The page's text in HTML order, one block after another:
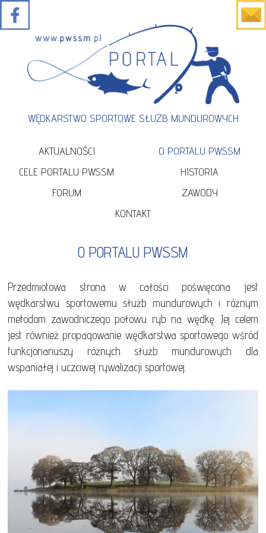
WĘDKARSTWO SPORTOWE SŁUŻB MUNDUROWYCH
AKTUALNOŚCI
O PORTALU PWSSM
CELE PORTALU PWSSM
HISTORIA
FORUM
ZAWODY
KONTAKT
O PORTALU PWSSM
Przedmiotowa strona w całości poświęcona jest
wędkarstwu sportowemu służb mundurowych i różnym
metodom zawodniczego połowu ryb na wędkę. Jej celem
jest również propagowanie wędkarstwa sportowego wśród
funkcjonariuszy różnych służb mundurowych dla
wspaniałej i uczciwej rywalizacji sportowej.